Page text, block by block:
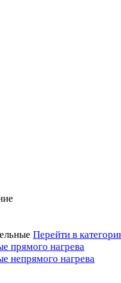
Перейти в
прямого нагрева
непрямого нагрева